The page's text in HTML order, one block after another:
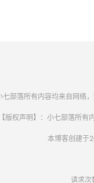
七部落所有内容均来自网络
【版权声明】：小七部落所
本博客创建于
请求次